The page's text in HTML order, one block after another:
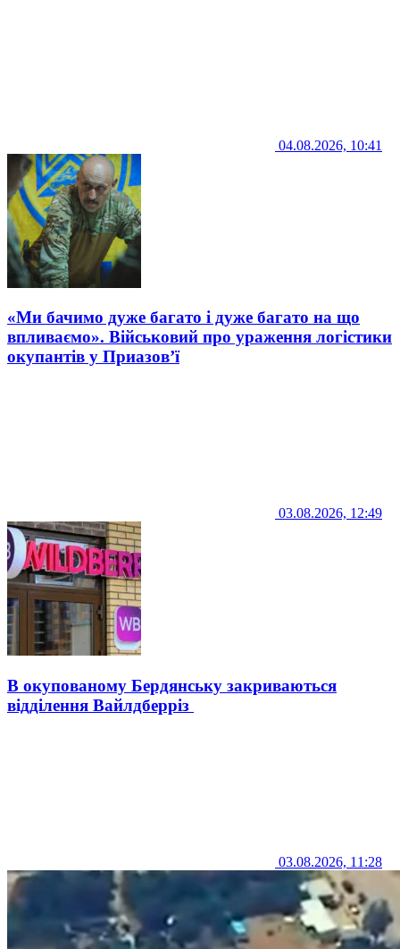
04.08.2026, 10:41
«Ми бачимо дуже багато і дуже багато на що
впливаємо». Військовий про ураження логістики
окупантів у Приазов’ї
03.08.2026, 12:49
В окупованому Бердянську закриваються
відділення Вайлдберріз
03.08.2026, 11:28